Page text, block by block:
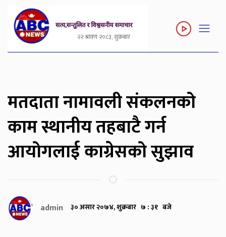
२२ श्रावण २०८३, शुक्रबार
मतदाता नामावली संकलनको
काम स्थानीय तहबाटै गर्न
आयोगलाई काग्रेसको सुझाव
admin ३० असार २०७४, शुक्रबार ७ : ३१ बजे